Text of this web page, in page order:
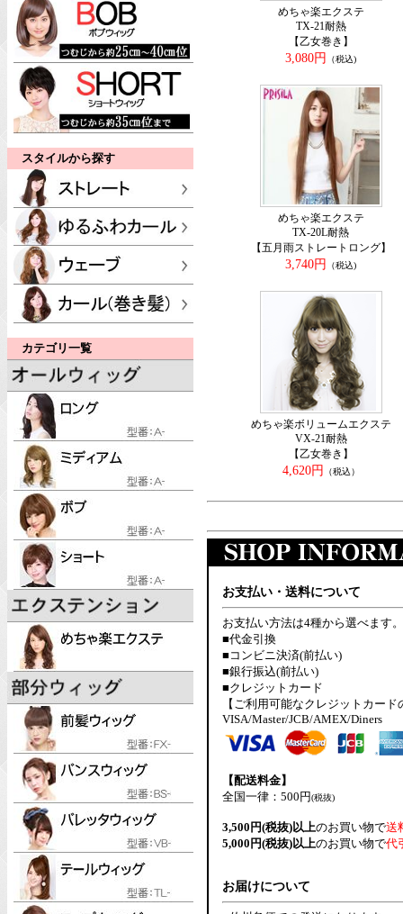
スタイルから探す
カテゴリ一覧
めちゃ楽エクステ
TX-21耐熱
【乙女巻き】
3,080円
（税込)
めちゃ楽エクステ
TX-20L耐熱
【五月雨ストレートロング】
3,740円
（税込)
めちゃ楽ボリュームエクステ
VX-21耐熱
【乙女巻き】
4,620円
（税込）
お支払い・送料について
お支払い方法は4種から選べます。
■代金引換
■コンビニ決済(前払い)
■銀行振込(前払い)
■クレジットカード
【ご利用可能なクレジットカード
VISA/Master/JCB/AMEX/Diners
【配送料金】
全国一律：500円(税抜)
3,500円(税抜)以上のお買い物で送
5,000円(税抜)以上のお買い物で代
お届けについて